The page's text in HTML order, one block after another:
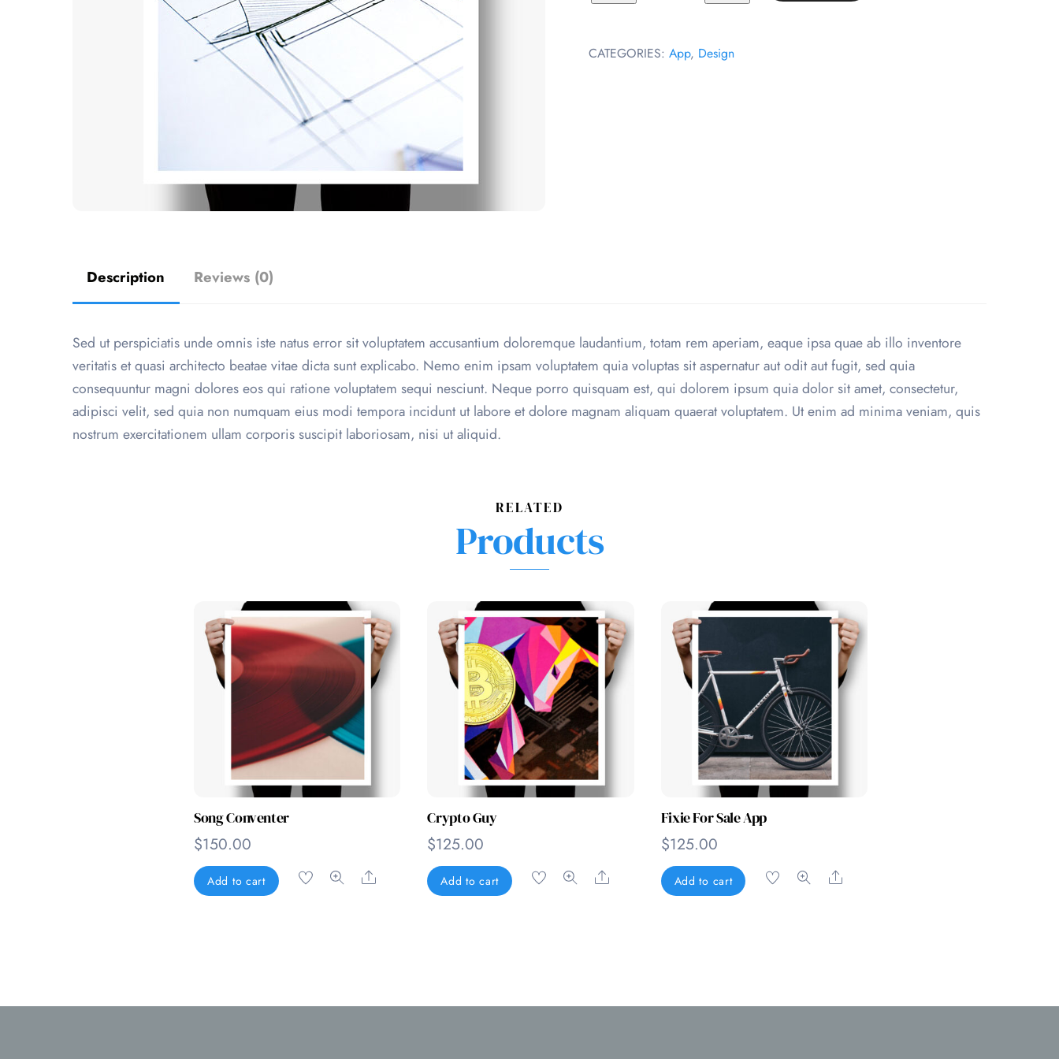
CATEGORIES:App, Design
Description Reviews (0)
Sed ut perspiciatis unde omnis iste natus error sit voluptatem accusantium doloremque laudantium, totam rem aperiam, eaque ipsa quae ab illo inventore
veritatis et quasi architecto beatae vitae dicta sunt explicabo. Nemo enim ipsam voluptatem quia voluptas sit aspernatur aut odit aut fugit, sed quia
consequuntur magni dolores eos qui ratione voluptatem sequi nesciunt. Neque porro quisquam est, qui dolorem ipsum quia dolor sit amet, consectetur,
adipisci velit, sed quia non numquam eius modi tempora incidunt ut labore et dolore magnam aliquam quaerat voluptatem. Ut enim ad minima veniam, quis
nostrum exercitationem ullam corporis suscipit laboriosam, nisi ut aliquid.
RELATED
Products
Song Conventer
$150.00
Add to cart Share
Crypto Guy
$125.00
Add to cart Share
Fixie For Sale App
$125.00
Add to cart Share